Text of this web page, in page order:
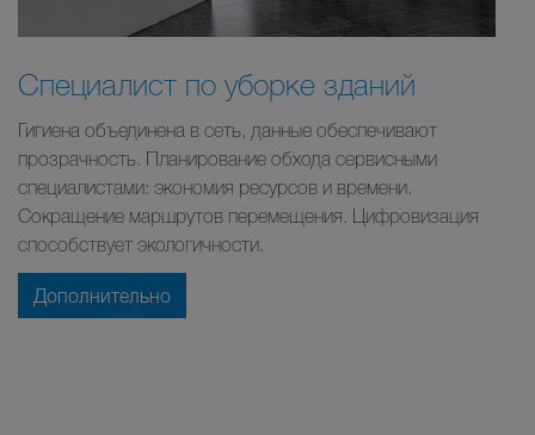
Специалист по уборке зданий
Гигиена объединена в сеть, данные обеспечивают
прозрачность. Планирование обхода сервисными
специалистами: экономия ресурсов и времени.
Сокращение маршрутов перемещения. Цифровизация
способствует экологичности.
Дополнительно